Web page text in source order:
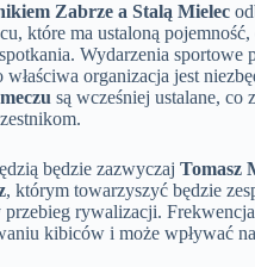
Zabrze a Stalą Mielec
które ma ustaloną
Wydarzenia sportowe
organizacja jest
są wcześniej ustalane, co
będzie zazwyczaj Tomasz
, którym towarzyszyć będzie
rywalizacji.
kibiców i może wpływać